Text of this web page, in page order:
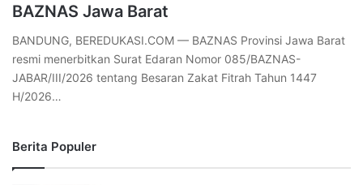
BAZNAS Jawa Barat
BANDUNG, BEREDUKASI.COM — BAZNAS Provinsi Jawa Barat
resmi menerbitkan Surat Edaran Nomor 085/BAZNAS-
JABAR/III/2026 tentang Besaran Zakat Fitrah Tahun 1447
H/2026…
Berita Populer